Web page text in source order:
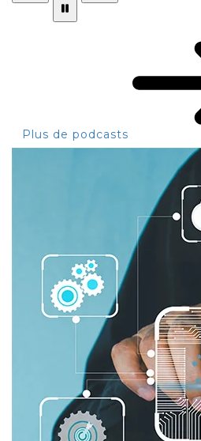
Plus de podcasts